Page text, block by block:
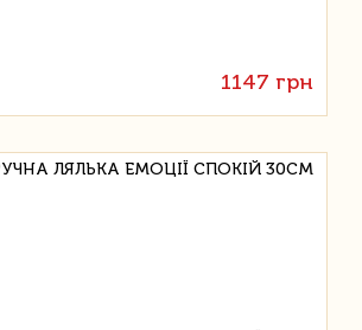
1147 грн
ЛЯЛЬКА ЕМОЦІЇ СПОКІЙ 30СМ